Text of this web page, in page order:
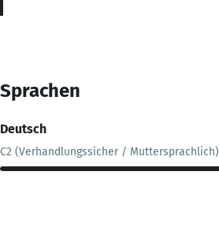
Sprachen
Deutsch
C2 (Verhandlungssicher / Muttersprachlich)